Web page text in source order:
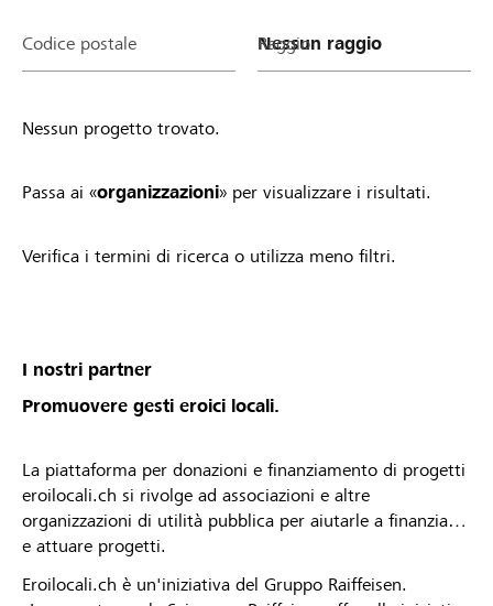
Codice postale Raggio
Nessun progetto trovato.
Passa ai «organizzazioni» per visualizzare i risultati.
Verifica i termini di ricerca o utilizza meno filtri.
I nostri partner
Promuovere gesti eroici locali.
La piattaforma per donazioni e finanziamento di progetti
eroilocali.ch si rivolge ad associazioni e altre
organizzazioni di utilità pubblica per aiutarle a finanziare
e attuare progetti.
Eroilocali.ch è un'iniziativa del Gruppo Raiffeisen.